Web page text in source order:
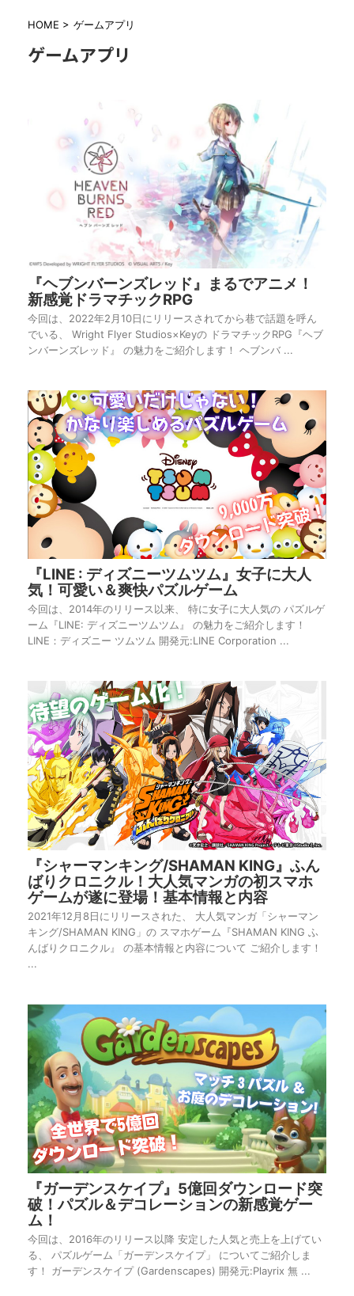
HOME > ゲームアプリ
ゲームアプリ
『ヘブンバーンズレッド』まるでアニメ！
新感覚ドラマチックRPG
今回は、2022年2月10日にリリースされてから巷で話題を呼ん
でいる、 Wright Flyer Studios×Keyの ドラマチックRPG『ヘブ
ンバーンズレッド』 の魅力をご紹介します！ ヘブンバ ...
『LINE : ディズニーツムツム』女子に大人
気！可愛い＆爽快パズルゲーム
今回は、2014年のリリース以来、 特に女子に大人気の パズルゲ
ーム『LINE: ディズニーツムツム』 の魅力をご紹介します！
LINE：ディズニー ツムツム 開発元:LINE Corporation ...
『シャーマンキング/SHAMAN KING』ふん
ばりクロニクル！大人気マンガの初スマホ
ゲームが遂に登場！基本情報と内容
2021年12月8日にリリースされた、 大人気マンガ「シャーマン
キング/SHAMAN KING」の スマホゲーム『SHAMAN KING ふ
んばりクロニクル』 の基本情報と内容について ご紹介します！
...
『ガーデンスケイプ』5億回ダウンロード突
破！パズル＆デコレーションの新感覚ゲー
ム！
今回は、2016年のリリース以降 安定した人気と売上を上げてい
る、 パズルゲーム「ガーデンスケイプ」 についてご紹介しま
す！ ガーデンスケイプ (Gardenscapes) 開発元:Playrix 無 ...